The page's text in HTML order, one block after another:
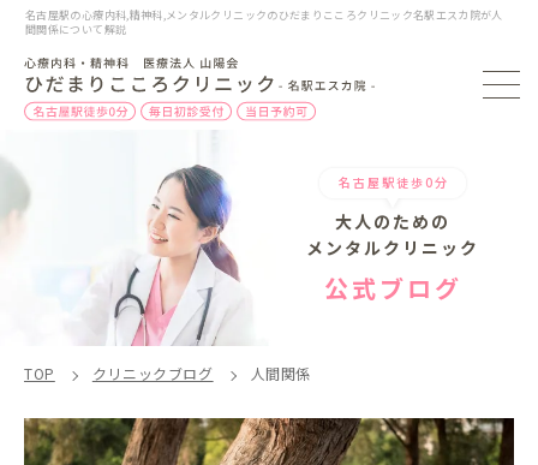
名古屋駅の心療内科,精神科,メンタルクリニックのひだまりこころクリニック名駅エスカ院が人
間関係について解説
名古屋駅徒歩0分
大人のための
メンタルクリニック
公式ブログ
TOP クリニックブログ 人間関係